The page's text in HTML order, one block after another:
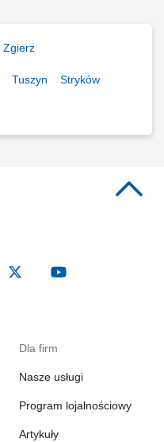
Zgierz
Tuszyn Stryków
Dla firm
Nasze usługi
Program lojalnościowy
Artykuły